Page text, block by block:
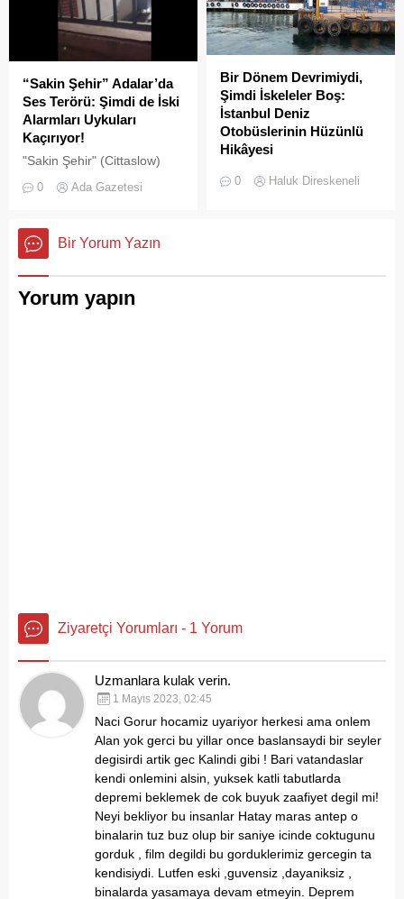
“Sakin Şehir” Adalar’da
Ses Terörü: Şimdi de İski
Alarmları Uykuları
Kaçırıyor!
"Sakin Şehir" (Cittaslow)
Adalar'da gürültü kirliliği
0 Ada Gazetesi
Bir Dönem Devrimiydi,
Şimdi İskeleler Boş:
İstanbul Deniz
Otobüslerinin Hüzünlü
Hikâyesi
2000’li yılların başında
İstanbul’da deniz ulaşımı,
konforlu güvenli bir yaşam
0 Haluk Direskeneli
Bir Yorum Yazın
Yorum yapın
Ziyaretçi Yorumları - 1 Yorum
Uzmanlara kulak verin.
1 Mayıs 2023, 02:45
Naci Gorur hocamiz uyariyor herkesi ama onlem
Alan yok gerci bu yillar once baslansaydi bir seyler
degisirdi artik gec Kalindi gibi ! Bari vatandaslar
kendi onlemini alsin, yuksek katli tabutlarda
depremi beklemek de cok buyuk zaafiyet degil mi!
Neyi bekliyor bu insanlar Hatay maras antep o
binalarin tuz buz olup bir saniye icinde coktugunu
gorduk , film degildi bu gorduklerimiz gercegin ta
kendisiydi. Lutfen eski ,guvensiz ,dayaniksiz ,
binalarda yasamaya devam etmeyin. Deprem